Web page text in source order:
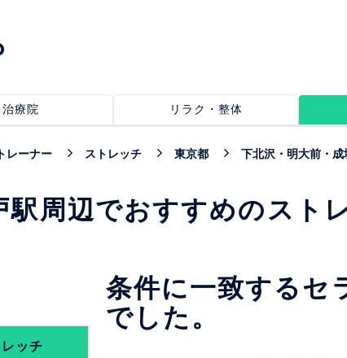
治療院 リラク・整体
トレーナー ストレッチ 東京都 下北沢・明大前・
駅周辺でおすすめのスト
ッチ
条件に一致するセ
でした。